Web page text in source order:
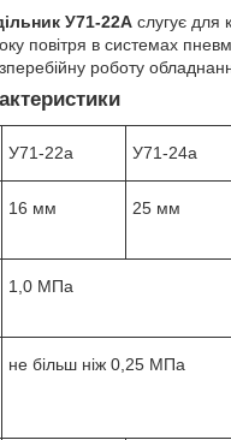
У71-22А слугує для
повітря в системах
роботу
У71-22а У71-24а
16 мм 25 мм
1,0 МПа
не більш ніж 0,25 МПа